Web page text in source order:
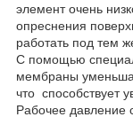
элемент очень
опреснения
работать под тем
С помощью
мембраны
что способствует
Рабочее давление